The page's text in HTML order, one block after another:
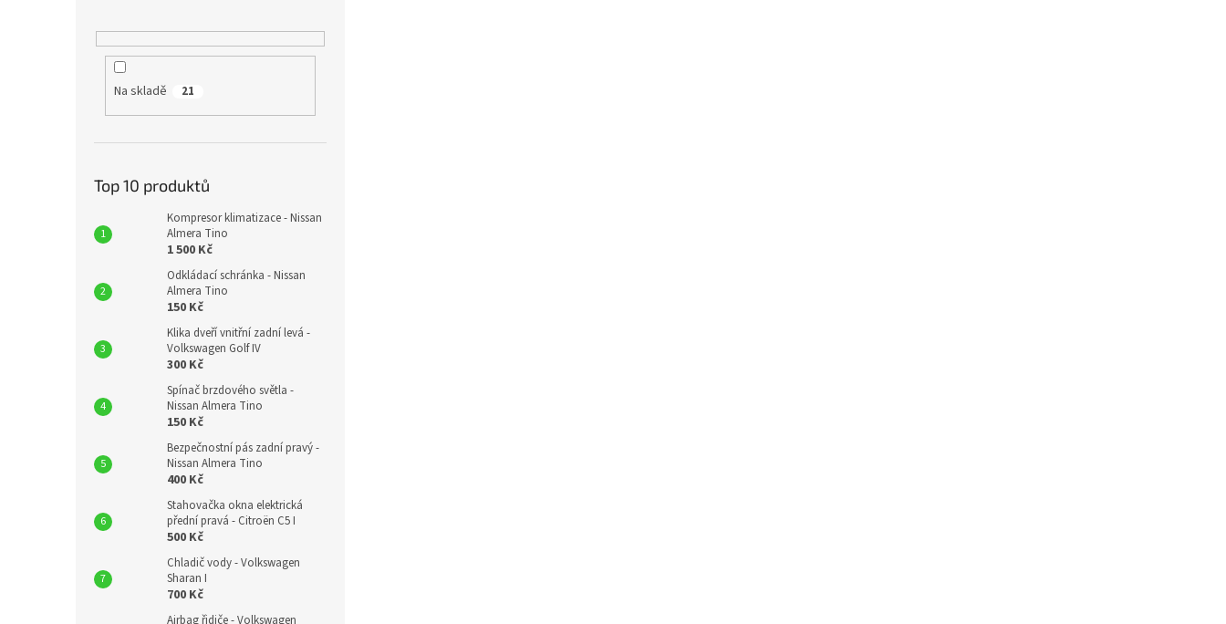
Na skladě 21
Top 10 produktů
Kompresor klimatizace - Nissan
Almera Tino
1 500 Kč
Odkládací schránka - Nissan
Almera Tino
150 Kč
Klika dveří vnitřní zadní levá -
Volkswagen Golf IV
300 Kč
Spínač brzdového světla -
Nissan Almera Tino
150 Kč
Bezpečnostní pás zadní pravý -
Nissan Almera Tino
400 Kč
Stahovačka okna elektrická
přední pravá - Citroën C5 I
500 Kč
Chladič vody - Volkswagen
Sharan I
700 Kč
Airbag řidiče - Volkswagen